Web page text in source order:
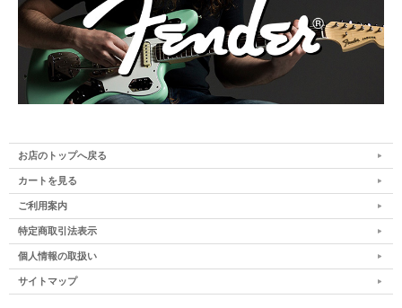
お店のトップへ戻る
カートを見る
ご利用案内
特定商取引法表示
個人情報の取扱い
サイトマップ